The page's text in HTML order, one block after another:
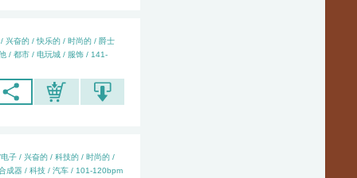
兴奋的 / 快乐的 / 时尚的 / 爵士
/ 都市 / 电玩城 / 服饰 / 141-
子 / 兴奋的 / 科技的 / 时尚的 /
成器 / 科技 / 汽车 / 101-120bpm